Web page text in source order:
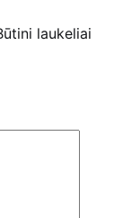
laukeliai